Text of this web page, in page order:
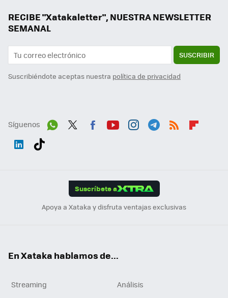
RECIBE "Xatakaletter", NUESTRA NEWSLETTER
SEMANAL
SUSCRIBIR
Suscribiéndote aceptas nuestra política de privacidad
Síguenos
Suscríbete a
Apoya a Xataka y disfruta ventajas exclusivas
En Xataka hablamos de...
Streaming
Análisis